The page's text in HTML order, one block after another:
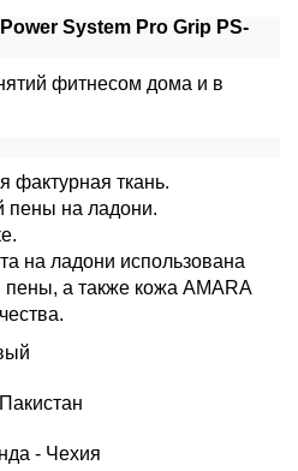
System Pro Grip PS-
фитнесом дома и в
фактурная ткань.
пены на ладони.
на ладони использована
пены, а также кожа AMARA
- Чехия